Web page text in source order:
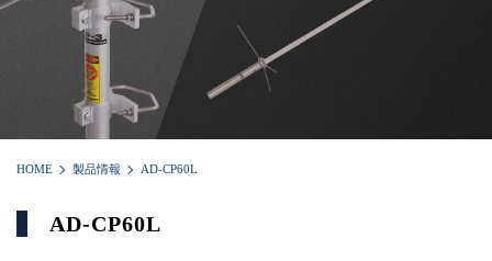
HOME 製品情報 AD-CP60L
AD-CP60L